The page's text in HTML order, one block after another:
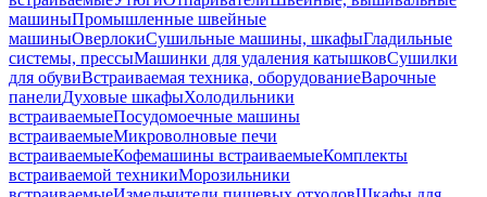
машиныПромышленные швейные
машиныОверлокиСушильные машины, шкафыГладильные
системы, прессыМашинки для удаления катышковСушилки
для обувиВстраиваемая техника, оборудованиеВарочные
панелиДуховые шкафыХолодильники
встраиваемыеПосудомоечные машины
встраиваемыеМикроволновые печи
встраиваемыеКофемашины встраиваемыеКомплекты
встраиваемой техникиМорозильники